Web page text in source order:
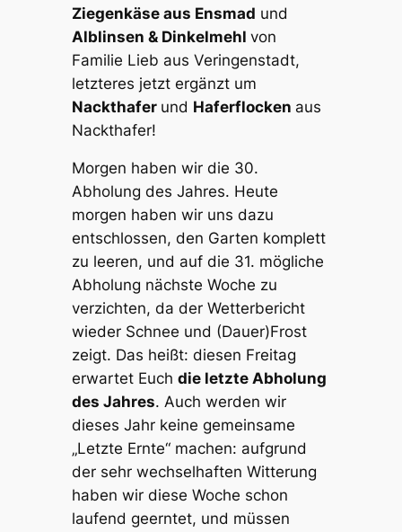
Ziegenkäse aus Ensmad und
Alblinsen & Dinkelmehl von
Familie Lieb aus Veringenstadt,
letzteres jetzt ergänzt um
Nackthafer und Haferflocken aus
Nackthafer!
Morgen haben wir die 30.
Abholung des Jahres. Heute
morgen haben wir uns dazu
entschlossen, den Garten komplett
zu leeren, und auf die 31. mögliche
Abholung nächste Woche zu
verzichten, da der Wetterbericht
wieder Schnee und (Dauer)Frost
zeigt. Das heißt: diesen Freitag
erwartet Euch die letzte Abholung
des Jahres. Auch werden wir
dieses Jahr keine gemeinsame
„Letzte Ernte“ machen: aufgrund
der sehr wechselhaften Witterung
haben wir diese Woche schon
laufend geerntet, und müssen